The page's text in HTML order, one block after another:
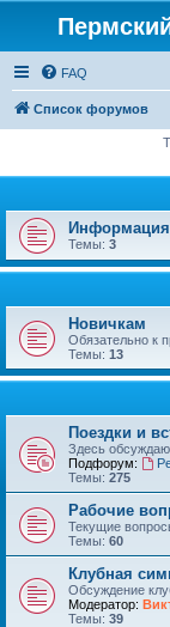
FAQ
Список форумов
Темы: 3
Новичкам
Обязательно к
Темы: 13
Поездки и
Здесь
Подфорум:
Темы: 275
Рабочие
Текущие
Темы: 60
Клубная
Обсуждение
Модератор:
Темы: 39